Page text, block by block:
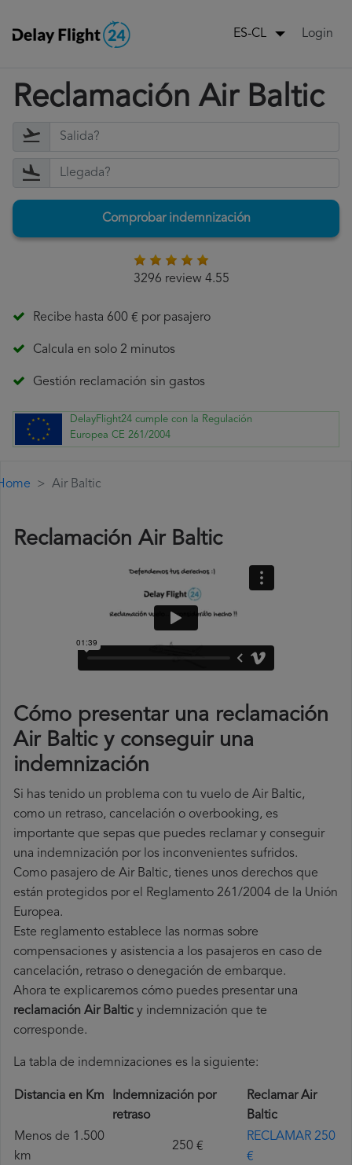
ES-CL Login
Reclamación Air Baltic
Comprobar indemnización
3296 review 4.55
Recibe hasta 600 € por pasajero
Calcula en solo 2 minutos
Gestión reclamación sin gastos
DelayFlight24 cumple con la Regulación
Europea CE 261/2004
Air Baltic
Reclamación Air Baltic
Cómo presentar una reclamación
Air Baltic y conseguir una
indemnización
Si has tenido un problema con tu vuelo de Air Baltic,
como un retraso, cancelación o overbooking, es
importante que sepas que puedes reclamar y conseguir
una indemnización por los inconvenientes sufridos.
Como pasajero de Air Baltic, tienes unos derechos que
están protegidos por el Reglamento 261/2004 de la Unión
Europea.
Este reglamento establece las normas sobre
compensaciones y asistencia a los pasajeros en caso de
cancelación, retraso o denegación de embarque.
Ahora te explicaremos cómo puedes presentar una
reclamación Air Baltic y indemnización que te
corresponde.
La tabla de indemnizaciones es la siguiente:
Distancia en Km
Indemnización por
retraso
Reclamar Air
Baltic
Menos de 1.500
km
250 €
RECLAMAR 250
€